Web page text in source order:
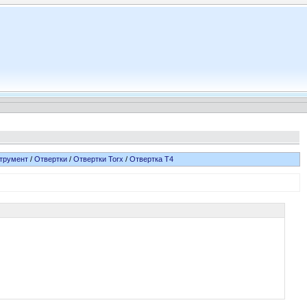
/ Отвертки/ Отвертки Torx /Отвертка T4